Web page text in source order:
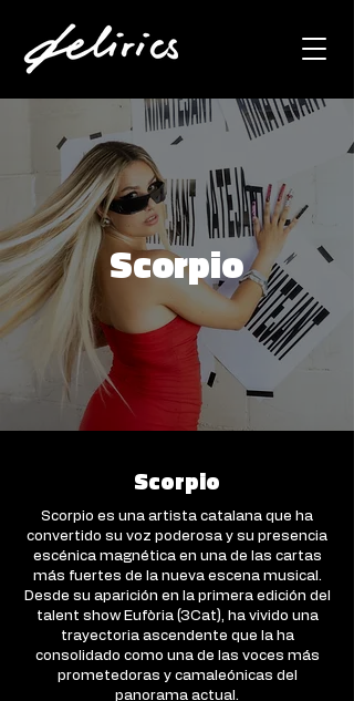
Scorpio
Scorpio
Scorpio es una artista catalana que ha
convertido su voz poderosa y su presencia
escénica magnética en una de las cartas
más fuertes de la nueva escena musical.
Desde su aparición en la primera edición del
talent show Eufòria (3Cat), ha vivido una
trayectoria ascendente que la ha
consolidado como una de las voces más
prometedoras y camaleónicas del
panorama actual.